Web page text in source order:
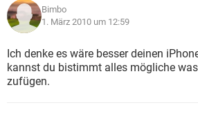
Bimbo
1. März 2010 um 12:59
Ich denke es wäre besser deinen
kannst du bistimmt alles mögliche
zufügen.